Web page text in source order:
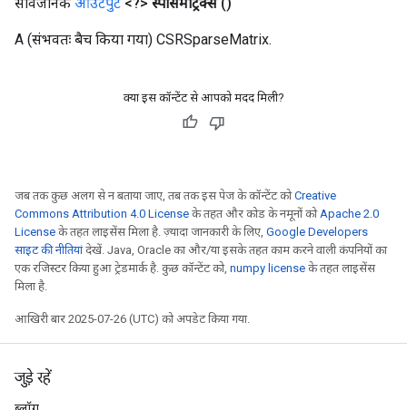
A (संभवतः बैच किया गया) CSRSparseMatrix.
क्या इस कॉन्टेंट से आपको मदद मिली?
जब तक कुछ अलग से न बताया जाए, तब तक इस पेज के कॉन्टेंट कोCreative
Commons Attribution 4.0 License के तहत और कोड के नमूनों कोApache 2.0
License के तहत लाइसेंस मिला है. ज़्यादा जानकारी के लिए, Google Developers
साइट की नीतियांदेखें. Java, Oracle का और/या इसके तहत काम करने वाली कंपनियों का
एक रजिस्टर किया हुआ ट्रेडमार्क है. कुछ कॉन्टेंट को, numpy license के तहत लाइसेंस
मिला है.
आखिरी बार 2025-07-26 (UTC) को अपडेट किया गया.
जुड़े रहें